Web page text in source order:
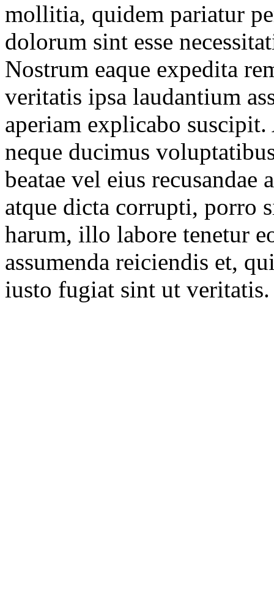
mollitia, quidem pariatur
dolorum sint esse
Nostrum eaque expedita
veritatis ipsa laudantium
aperiam explicabo
neque ducimus
beatae vel eius
atque dicta corrupti, porro
harum, illo labore tenetur
assumenda reiciendis et,
iusto fugiat sint ut veritatis.